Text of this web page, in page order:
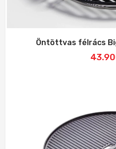
Öntöttvas félrács